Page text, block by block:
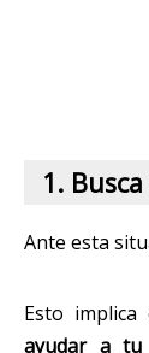
1.
Ante esta
Esto
ayudar a